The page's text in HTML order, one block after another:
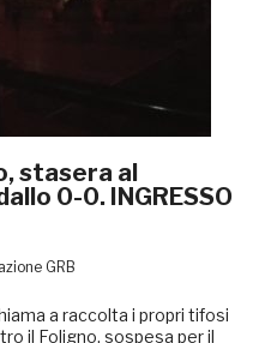
stasera al
0-0. INGRESSO
GRB
a raccolta i propri tifosi
il Foligno, sospesa per il